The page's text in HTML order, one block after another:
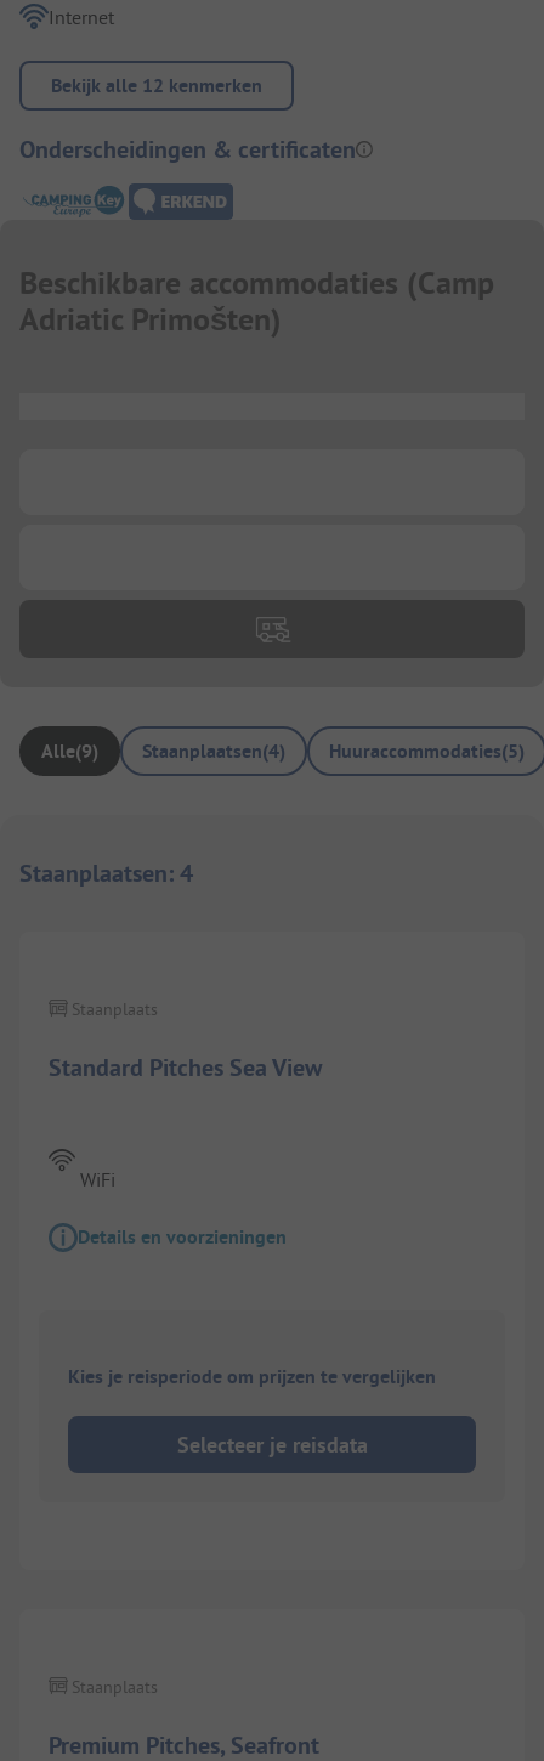
Internet
Bekijk alle 12 kenmerken
Onderscheidingen & certificaten
Beschikbare accommodaties (Camp
Adriatic Primošten)
Alle(9) Staanplaatsen(4) Huuraccommodaties(5)
Staanplaatsen:4
Standard Pitches Sea View
Staanplaats
WiFi
Details en voorzieningen
Kies je reisperiode om prijzen te vergelijken
Selecteer je reisdata
Premium Pitches, Seafront
Staanplaats